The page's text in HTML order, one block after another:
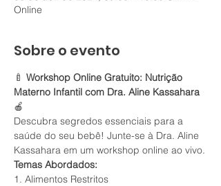
Online
Sobre o evento
🍼 Workshop Online Gratuito: Nutrição
Materno Infantil com Dra. Aline Kassahara
🍎
Descubra segredos essenciais para a
saúde do seu bebê! Junte-se à Dra. Aline
Kassahara em um workshop online ao vivo.
Temas Abordados:
1. Alimentos Restritos